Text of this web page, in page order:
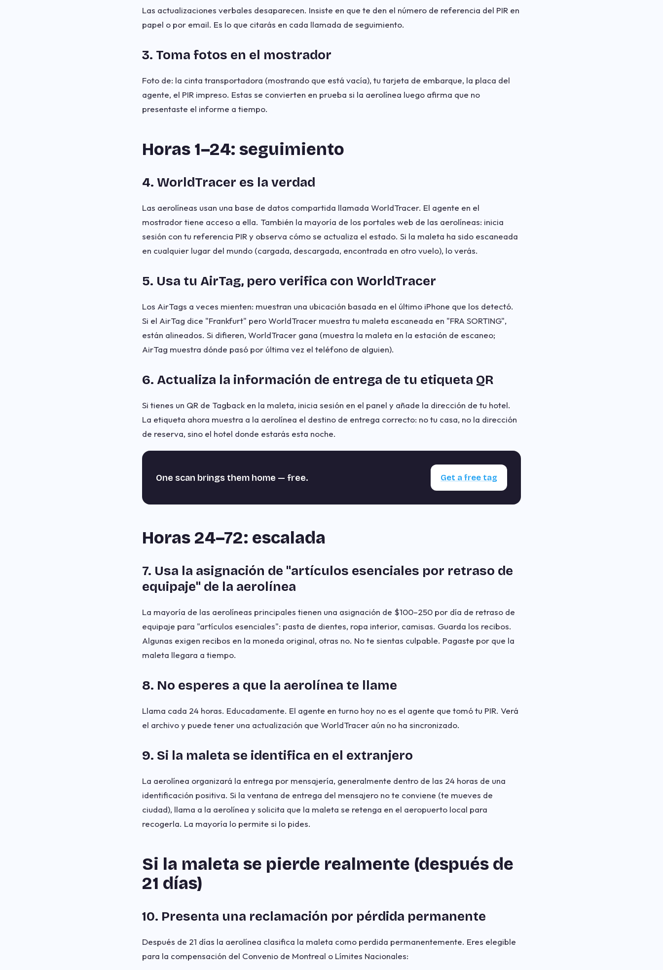
Las actualizaciones verbales desaparecen. Insiste en que te den el número de referencia del PIR en
papel o por email. Es lo que citarás en cada llamada de seguimiento.
3. Toma fotos en el mostrador
Foto de: la cinta transportadora (mostrando que está vacía), tu tarjeta de embarque, la placa del
agente, el PIR impreso. Estas se convierten en prueba si la aerolínea luego afirma que no
presentaste el informe a tiempo.
Horas 1–24: seguimiento
4. WorldTracer es la verdad
Las aerolíneas usan una base de datos compartida llamada WorldTracer. El agente en el
mostrador tiene acceso a ella. También la mayoría de los portales web de las aerolíneas: inicia
sesión con tu referencia PIR y observa cómo se actualiza el estado. Si la maleta ha sido escaneada
en cualquier lugar del mundo (cargada, descargada, encontrada en otro vuelo), lo verás.
5. Usa tu AirTag, pero verifica con WorldTracer
Los AirTags a veces mienten: muestran una ubicación basada en el último iPhone que los detectó.
Si el AirTag dice "Frankfurt" pero WorldTracer muestra tu maleta escaneada en "FRA SORTING",
están alineados. Si difieren, WorldTracer gana (muestra la maleta en la estación de escaneo;
AirTag muestra dónde pasó por última vez el teléfono de alguien).
6. Actualiza la información de entrega de tu etiqueta QR
Si tienes un QR de Tagback en la maleta, inicia sesión en el panel y añade la dirección de tu hotel.
La etiqueta ahora muestra a la aerolínea el destino de entrega correcto: no tu casa, no la dirección
de reserva, sino el hotel donde estarás esta noche.
One scan brings them home — free. Get a free tag
Horas 24–72: escalada
7. Usa la asignación de "artículos esenciales por retraso de
equipaje" de la aerolínea
La mayoría de las aerolíneas principales tienen una asignación de $100–250 por día de retraso de
equipaje para "artículos esenciales": pasta de dientes, ropa interior, camisas. Guarda los recibos.
Algunas exigen recibos en la moneda original, otras no. No te sientas culpable. Pagaste por que la
maleta llegara a tiempo.
8. No esperes a que la aerolínea te llame
Llama cada 24 horas. Educadamente. El agente en turno hoy no es el agente que tomó tu PIR. Verá
el archivo y puede tener una actualización que WorldTracer aún no ha sincronizado.
9. Si la maleta se identifica en el extranjero
La aerolínea organizará la entrega por mensajería, generalmente dentro de las 24 horas de una
identificación positiva. Si la ventana de entrega del mensajero no te conviene (te mueves de
ciudad), llama a la aerolínea y solicita que la maleta se retenga en el aeropuerto local para
recogerla. La mayoría lo permite si lo pides.
Si la maleta se pierde realmente (después de
21 días)
10. Presenta una reclamación por pérdida permanente
Después de 21 días la aerolínea clasifica la maleta como perdida permanentemente. Eres elegible
para la compensación del Convenio de Montreal o Límites Nacionales: